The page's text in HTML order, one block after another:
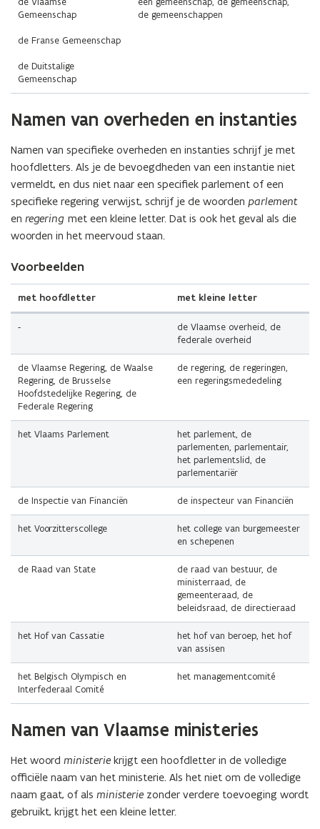
Gemeenschap
de Franse Gemeenschap
de Duitstalige
Gemeenschap
de gemeenschappen
Namen van overheden en instanties
Namen van specifieke overheden en instanties schrijf je met
hoofdletters. Als je de bevoegdheden van een instantie niet
vermeldt, en dus niet naar een specifiek parlement of een
specifieke regering verwijst, schrijf je de woorden parlement
en regering met een kleine letter. Dat is ook het geval als die
woorden in het meervoud staan.
Voorbeelden
met hoofdletter met kleine letter
-
de Vlaamse overheid, de
federale overheid
de Vlaamse Regering, de Waalse
Regering, de Brusselse
Hoofdstedelijke Regering, de
Federale Regering
de regering, de regeringen,
een regeringsmededeling
het Vlaams Parlement
het parlement, de
parlementen, parlementair,
het parlementslid, de
parlementariër
de Inspectie van Financiën de inspecteur van Financiën
het Voorzitterscollege
het college van burgemeester
en schepenen
de Raad van State
de raad van bestuur, de
ministerraad, de
gemeenteraad, de
beleidsraad, de directieraad
het Hof van Cassatie
het hof van beroep, het hof
van assisen
het Belgisch Olympisch en
Interfederaal Comité
het managementcomité
Namen van Vlaamse ministeries
Het woord ministerie krijgt een hoofdletter in de volledige
officiële naam van het ministerie. Als het niet om de volledige
naam gaat, of als ministerie zonder verdere toevoeging wordt
gebruikt, krijgt het een kleine letter.